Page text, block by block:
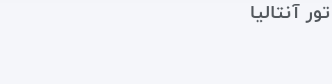
تور آنتالیا